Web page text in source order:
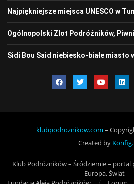
Najpiękniejsze miejsca UNESCO w
Ogólnopolski Zlot Podróżników,
Sidi Bou Said niebiesko-białe miasto
klubpodroznikow.com –
Created by
Klub Podróżników – Śródziemie –
Europa, Świat